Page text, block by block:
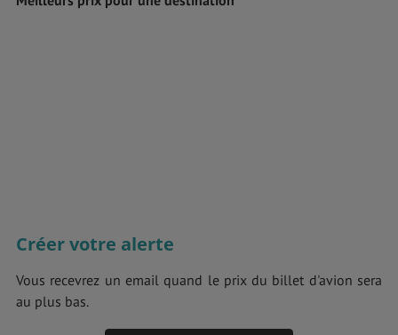
Créer votre alerte
Vous recevrez un email quand le prix du billet d'avion sera
au plus bas.